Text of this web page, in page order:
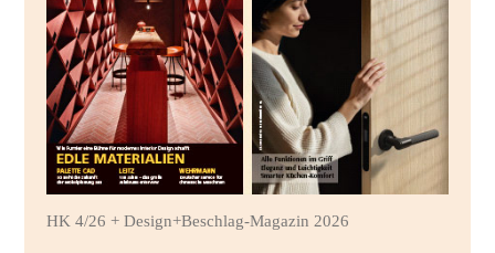
HK 4/26 + Design+Beschlag-Magazin 2026